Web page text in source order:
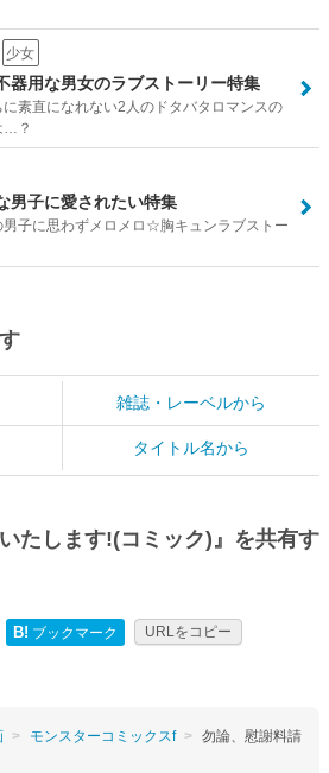
少女
器用な男女のラブストーリー特集
に素直になれない2人のドタバタロマンスの
…？
男子に愛されたい特集
男子に思わずメロメロ☆胸キュンラブストー
雑誌・レーベルから
タイトル名から
たします!(コミック)』を共有す
B! ブックマーク URLをコピー
モンスターコミックスf
勿論、慰謝料請